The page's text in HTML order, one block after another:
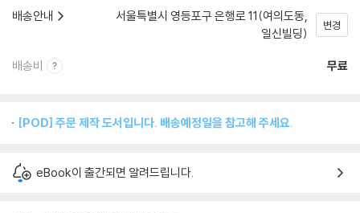
배송안내
서울특별시 영등포구 은행로 11(여의도동,
일신빌딩)
변경
배송비 무료
[POD] 주문 제작 도서입니다. 배송예정일을 참고해 주세요.
eBook이 출간되면 알려드립니다.